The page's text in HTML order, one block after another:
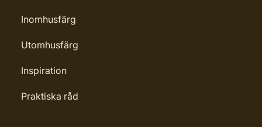
Inomhusfärg
Utomhusfärg
Inspiration
Praktiska råd